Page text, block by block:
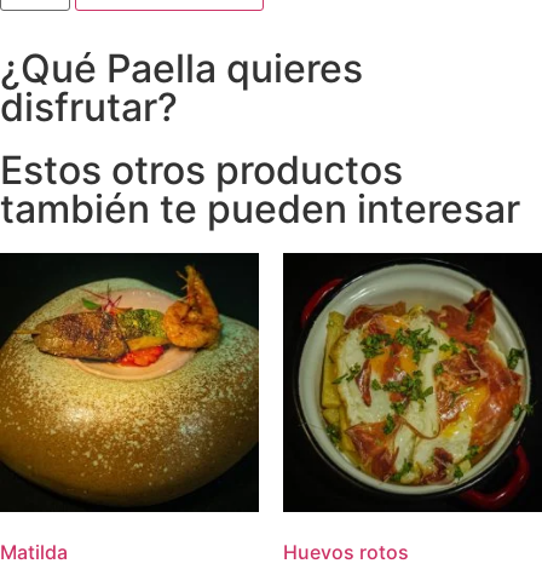
¿Qué Paella quieres
disfrutar?
Estos otros productos
también te pueden interesar
Matilda Huevos rotos